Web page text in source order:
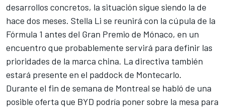
desarrollos concretos, la situación sigue siendo la de
hace dos meses. Stella Li se reunirá con la cúpula de la
Fórmula 1 antes del Gran Premio de Mónaco, en un
encuentro que probablemente servirá para definir las
prioridades de la marca china. La directiva también
estará presente en el paddock de Montecarlo.
Durante el fin de semana de Montreal se habló de una
posible oferta que BYD podría poner sobre la mesa para